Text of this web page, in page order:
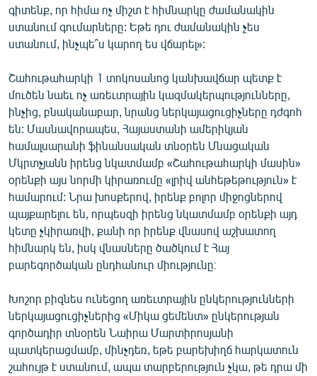
«Ազատության» բոլոր կայքերը
գիտենք, որ հիմա ոչ միշտ է հիմնարկը ժամանակին
ստանում գումարները: Եթե դու ժամանակին չես
ստանում, ինչպե՞ս կարող ես վճարել»:
Շահութահարկի 1 տոկոսանոց կանխավճար պետք է
մուծեն նաեւ ոչ առեւտրային կազմակերպությունները,
ինչից, բնականաբար, նրանց ներկայացուցիչները դժգոհ
են: Մասնավորապես, Հայաստանի ամերիկյան
համալսարանի ֆինանսական տնօրեն Մնացական
Մկրտչյանն իրենց նկատմամբ «Շահութահարկի մասին»
օրենքի այս նորմի կիրառումը «լրիվ անհեթեթություն» է
համարում: Նրա խոսքերով, իրենք բոլոր միջոցներով
պայքարելու են, որպեսզի իրենց նկատմամբ օրենքի այդ
կետը չկիրառվի, քանի որ իրենք վնասով աշխատող
հիմնարկ են, իսկ վնասները ծածկում է Հայ
բարեգործական ընդհանուր միությունը։
Խոշոր բիզնես ունեցող առեւտրային ընկերությունների
ներկայացուցիչներից «Միկա ցեմենտ» ընկերության
գործադիր տնօրեն Նաիրա Մարտիրոսյանի
պատկերացմամբ, մինչդեռ, եթե բարեխիղճ հարկատուն
շահույթ է ստանում, ապա տարբերություն չկա, թե դրա մի